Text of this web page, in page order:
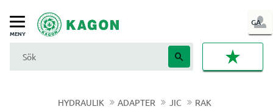
Meny
GA
IN
HYDRAULIK ADAPTER JIC RAK